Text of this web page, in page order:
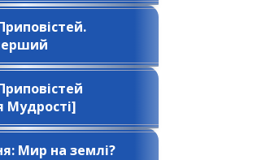
Мудрості]
Мир на землі?